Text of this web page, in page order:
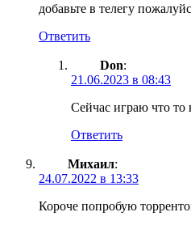
добавьте в телегу
Ответить
Don:
21.06.2023 в 08:43
Сейчас играю что то
Ответить
Михаил:
24.07.2022 в 13:33
Короче попробую